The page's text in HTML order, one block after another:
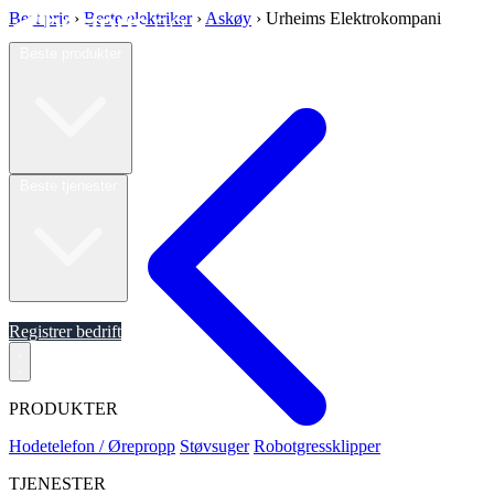
Registrer bedrift
PRODUKTER
Hodetelefon / Ørepropp Støvsuger Robotgressklipper
TJENESTER
Best pris › Beste elektriker › Askøy › Urheims Elektrokompani